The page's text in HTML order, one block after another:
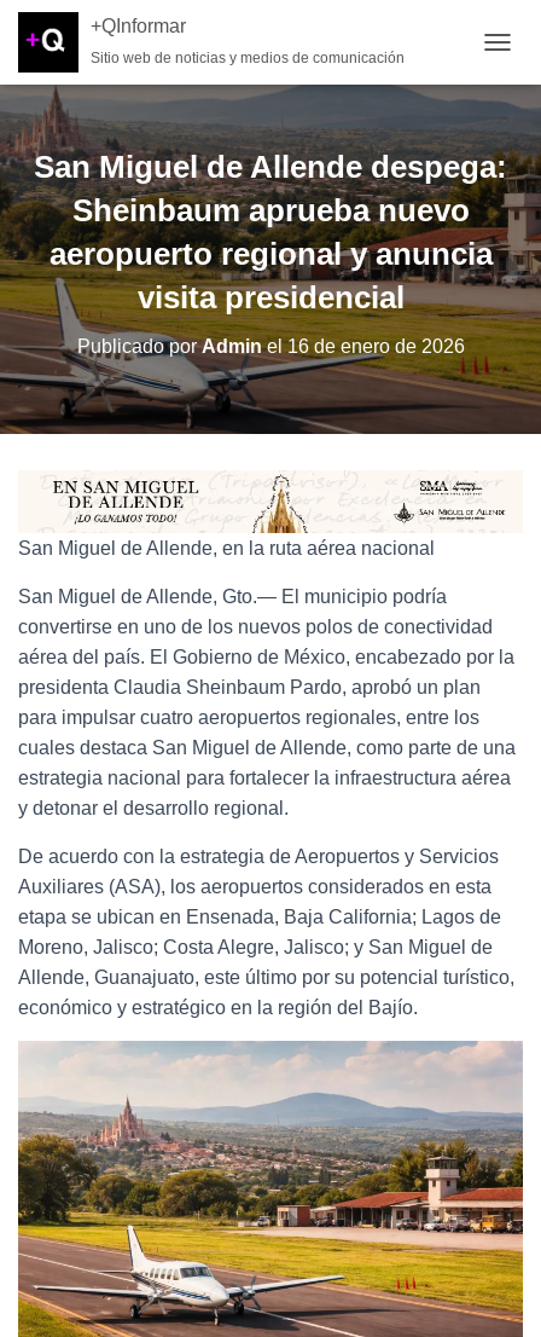
+QInformar
Sitio web de noticias y medios de comunicación
San Miguel de Allende despega:
Sheinbaum aprueba nuevo
aeropuerto regional y anuncia
visita presidencial
Publicado porAdminel16 de enero de 2026
San Miguel de Allende, en la ruta aérea nacional
San Miguel de Allende, Gto.— El municipio podría
convertirse en uno de los nuevos polos de conectividad
aérea del país. El Gobierno de México, encabezado por la
presidenta Claudia Sheinbaum Pardo, aprobó un plan
para impulsar cuatro aeropuertos regionales, entre los
cuales destaca San Miguel de Allende, como parte de una
estrategia nacional para fortalecer la infraestructura aérea
y detonar el desarrollo regional.
De acuerdo con la estrategia de Aeropuertos y Servicios
Auxiliares (ASA), los aeropuertos considerados en esta
etapa se ubican en Ensenada, Baja California; Lagos de
Moreno, Jalisco; Costa Alegre, Jalisco; y San Miguel de
Allende, Guanajuato, este último por su potencial turístico,
económico y estratégico en la región del Bajío.